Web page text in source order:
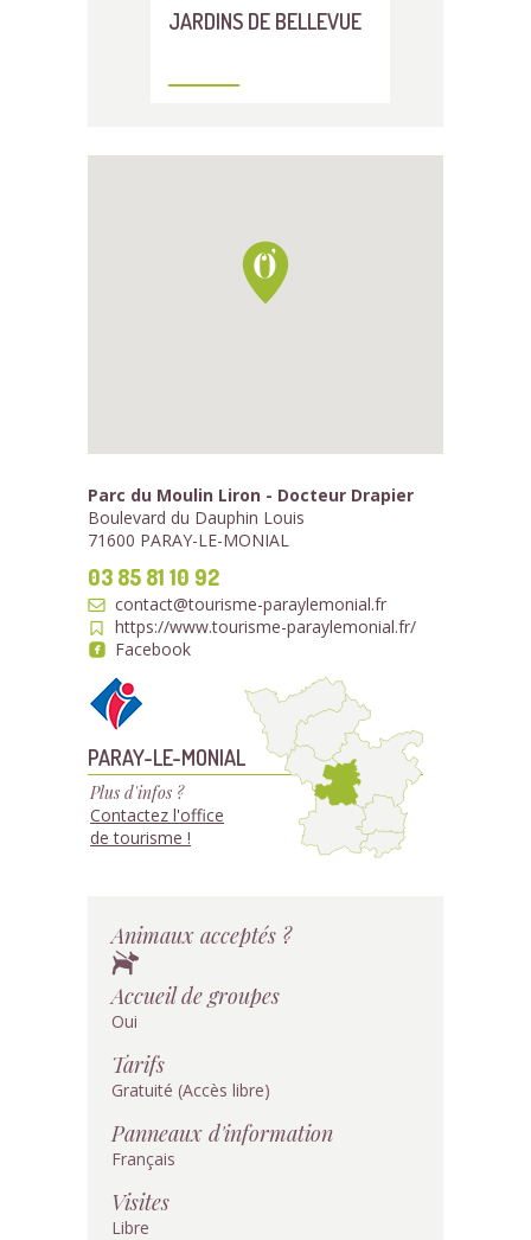
JARDINS DE BELLEVUE
Parc du Moulin Liron - Docteur Drapier
Boulevard du Dauphin Louis
71600 PARAY-LE-MONIAL
03 85 81 10 92
contact@tourisme-paraylemonial.fr
https://www.tourisme-paraylemonial.fr/
Facebook
PARAY-LE-MONIAL
Plus d'infos ?
Contactez l'office
de tourisme !
Animaux acceptés ?
Accueil de groupes
Oui
Tarifs
Gratuité (Accès libre)
Panneaux d'information
Français
Visites
Libre